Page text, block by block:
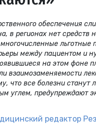
обеспечения
в регионах нет средств
льготные
между пациентом и
на этом фоне
взаимозаменяемости
что все болезни станут
углем, предупреждают
редактор